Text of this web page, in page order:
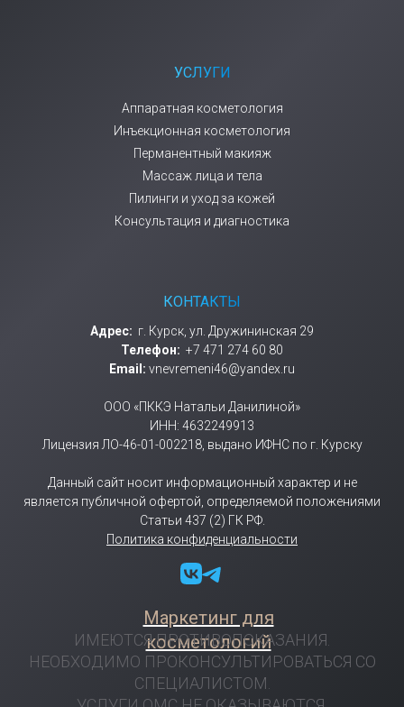
УСЛУГИ
Аппаратная косметология
Инъекционная косметология
Перманентный макияж
Массаж лица и тела
Пилинги и уход за кожей
Консультация и диагностика
Маркетинг для
косметологий
КОНТАКТЫ
Адрес: г. Курск, ул. Дружининская 29
Телефон: +7 471 274 60 80
Email: vnevremeni46@yandex.ru
ООО «ПККЭ Натальи Данилиной»
ИНН: 4632249913
Лицензия ЛО-46-01-002218, выдано ИФНС по г. Курску
Данный сайт носит информационный характер и не
является публичной офертой, определяемой положениями
Статьи 437 (2) ГК РФ.
Политика конфиденциальности
ИМЕЮТСЯ ПРОТИВОПОКАЗАНИЯ.
НЕОБХОДИМО ПРОКОНСУЛЬТИРОВАТЬСЯ СО
СПЕЦИАЛИСТОМ.